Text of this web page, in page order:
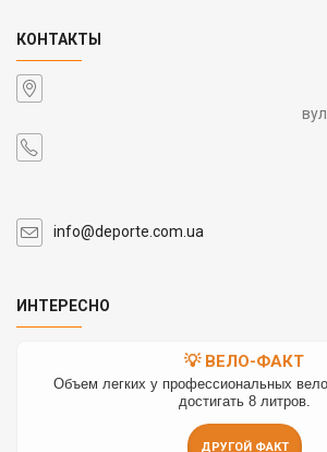
КОНТАКТЫ
info@deporte.com.ua
ИНТЕРЕСНО
💡 ВЕЛО-ФАКТ
Объем легких у профессиональных
достигать 8 литров.
ДРУГОЙ ФАКТ